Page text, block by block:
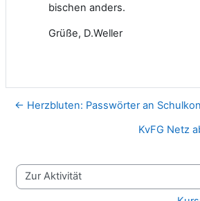
bischen anders.
Grüße, D.Weller
← Herzbluten: Passwörter an
KvFG Netz
Zur Aktivität